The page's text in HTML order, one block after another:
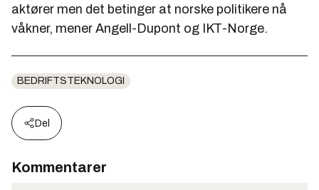
aktører men det betinger at norske politikere nå
våkner, mener Angell-Dupont og IKT-Norge.
BEDRIFTSTEKNOLOGI
Del
Kommentarer